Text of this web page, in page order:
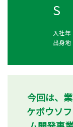
S
入社年
出身地
今回は、
ケボウソ